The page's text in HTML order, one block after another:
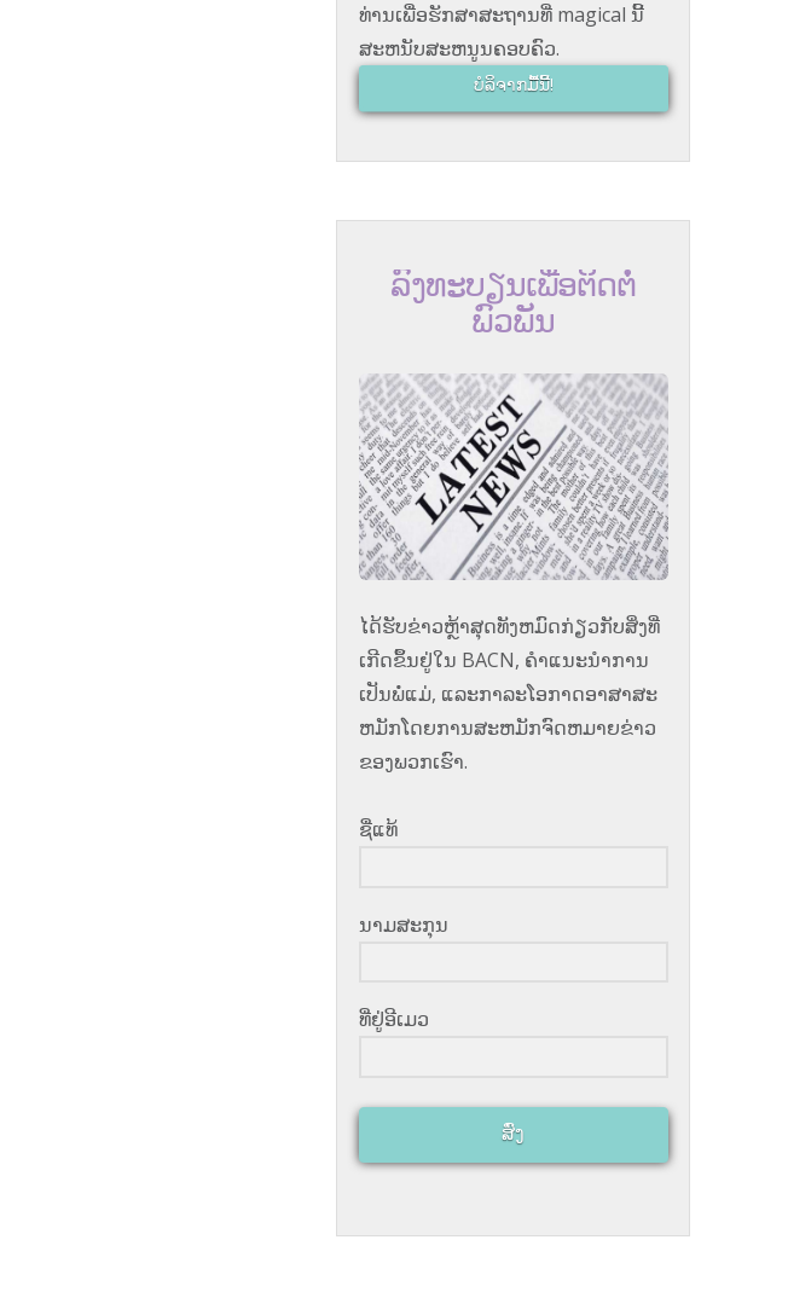
ທ່ານເພື່ອຮັກສາສະຖານທີ່ magical ນີ້
ສະຫນັບສະຫນູນຄອບຄົວ.
ບໍລິຈາກມື້ນີ້!
ລົງທະບຽນເພື່ອຕິດຕໍ່
ພົວພັນ
ໄດ້​ຮັບ​ຂ່າວ​ຫຼ້າ​ສຸດ​ທັງ​ຫມົດ​ກ່ຽວ​ກັບ​ສິ່ງ​ທີ່​
ເກີດ​ຂຶ້ນ​ຢູ່​ໃນ BACN​, ຄໍາ​ແນະ​ນໍາ​ການ​
ເປັນ​ພໍ່​ແມ່​, ແລະ​ກາ​ລະ​ໂອ​ກາດ​ອາ​ສາ​ສະ​
ຫມັກ​ໂດຍ​ການ​ສະ​ຫມັກ​ຈົດ​ຫມາຍ​ຂ່າວ​
ຂອງ​ພວກ​ເຮົາ​.
ຊື່​ແທ້
ນາມ​ສະ​ກຸນ
ທີ່​ຢູ່​ອີ​ເມວ
ສົ່ງ